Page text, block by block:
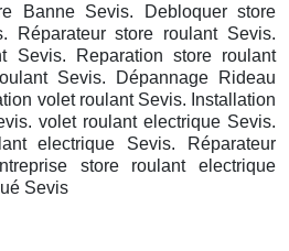
Banne Sevis. Debloquer store
Réparateur store roulant Sevis.
Sevis. Reparation store roulant
Sevis. Dépannage Rideau
volet roulant Sevis. Installation
volet roulant electrique Sevis.
electrique Sevis. Réparateur
store roulant electrique
Sevis